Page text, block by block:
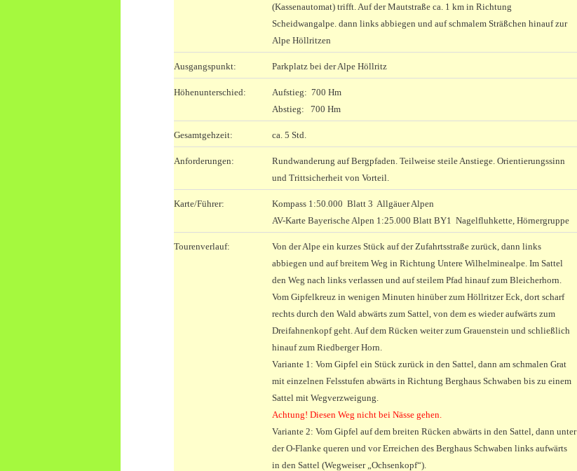
(Kassenautomat) trifft. Auf der Mautstraße ca. 1 km in Richtung
Scheidwangalpe. dann links abbiegen und auf schmalem Sträßchen hinauf zur
Alpe Höllritzen
Ausgangspunkt: Parkplatz bei der Alpe Höllritz
Höhenunterschied:
Aufstieg: 700 Hm
Abstieg: 700 Hm
Gesamtgehzeit: ca. 5 Std.
Anforderungen:
Rundwanderung auf Bergpfaden. Teilweise steile Anstiege. Orientierungssinn
und Trittsicherheit von Vorteil.
Karte/Führer:
Kompass 1:50.000 Blatt 3 Allgäuer Alpen
AV-Karte Bayerische Alpen 1:25.000 Blatt BY1 Nagelfluhkette, Hörnergruppe
Tourenverlauf:
Von der Alpe ein kurzes Stück auf der Zufahrtsstraße zurück, dann links
abbiegen und auf breitem Weg in Richtung Untere Wilhelminealpe. Im Sattel
den Weg nach links verlassen und auf steilem Pfad hinauf zum Bleicherhorn.
Vom Gipfelkreuz in wenigen Minuten hinüber zum Höllritzer Eck, dort scharf
rechts durch den Wald abwärts zum Sattel, von dem es wieder aufwärts zum
Dreifahnenkopf geht. Auf dem Rücken weiter zum Grauenstein und schließlich
hinauf zum Riedberger Horn.
Variante 1: Vom Gipfel ein Stück zurück in den Sattel, dann am schmalen Grat
mit einzelnen Felsstufen abwärts in Richtung Berghaus Schwaben bis zu einem
Sattel mit Wegverzweigung.
Achtung! Diesen Weg nicht bei Nässe gehen.
Variante 2: Vom Gipfel auf dem breiten Rücken abwärts in den Sattel, dann unter
der O-Flanke queren und vor Erreichen des Berghaus Schwaben links aufwärts
in den Sattel (Wegweiser „Ochsenkopf“).